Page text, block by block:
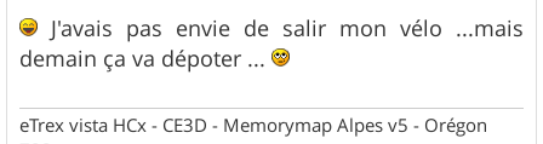
s
a
J'avais pas envie de salir mon vélo ...mais
demain ça va dépoter ...
eTrex vista HCx - CE3D - Memorymap Alpes v5 - Orégon